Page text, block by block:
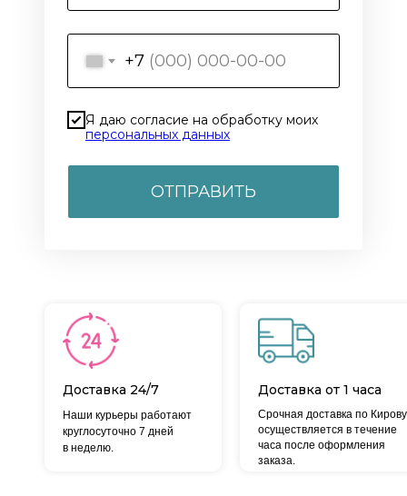
+7
Я даю согласие на обработку моих
персональных данных
ОТПРАВИТЬ
Доставка 24/7
Срочная доставка по Кирову
осуществляется в течение
часа после оформления
заказа.
Наши курьеры работают
круглосуточно 7 дней
в неделю.
Доставка от 1 часа